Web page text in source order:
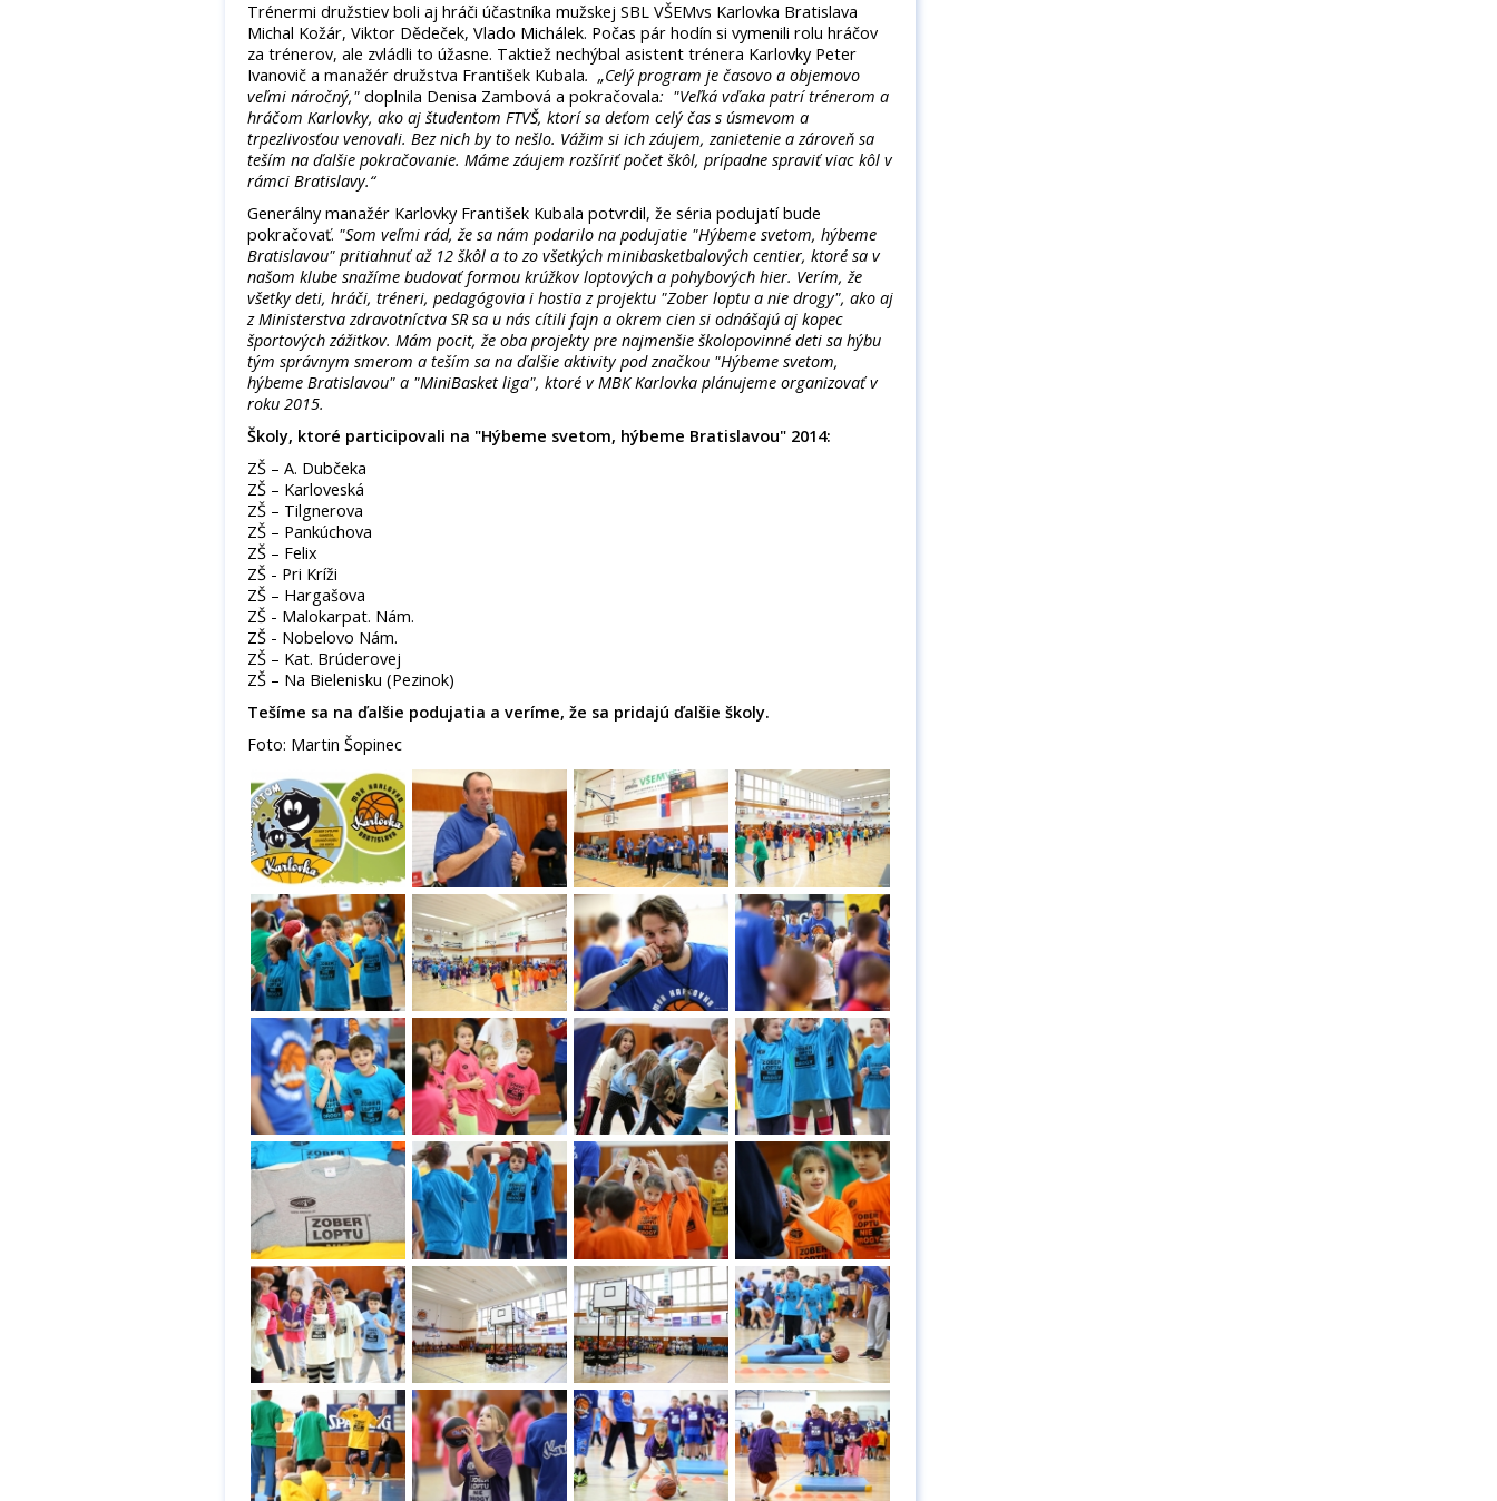
Trénermi družstiev boli aj hráči účastníka mužskej SBL VŠEMvs Karlovka Bratislava
Michal Kožár, Viktor Dědeček, Vlado Michálek. Počas pár hodín si vymenili rolu hráčov
za trénerov, ale zvládli to úžasne. Taktiež nechýbal asistent trénera Karlovky Peter
Ivanovič a manažér družstva František Kubala. „Celý program je časovo a objemovo
veľmi náročný," doplnila Denisa Zambová a pokračovala: "Veľká vďaka patrí trénerom a
hráčom Karlovky, ako aj študentom FTVŠ, ktorí sa deťom celý čas s úsmevom a
trpezlivosťou venovali. Bez nich by to nešlo. Vážim si ich záujem, zanietenie a zároveň sa
teším na ďalšie pokračovanie. Máme záujem rozšíriť počet škôl, prípadne spraviť viac kôl v
rámci Bratislavy.“
Generálny manažér Karlovky František Kubala potvrdil, že séria podujatí bude
pokračovať. "Som veľmi rád, že sa nám podarilo na podujatie "Hýbeme svetom, hýbeme
Bratislavou" pritiahnuť až 12 škôl a to zo všetkých minibasketbalových centier, ktoré sa v
našom klube snažíme budovať formou krúžkov loptových a pohybových hier. Verím, že
všetky deti, hráči, tréneri, pedagógovia i hostia z projektu "Zober loptu a nie drogy", ako aj
z Ministerstva zdravotníctva SR sa u nás cítili fajn a okrem cien si odnášajú aj kopec
športových zážitkov. Mám pocit, že oba projekty pre najmenšie školopovinné deti sa hýbu
tým správnym smerom a teším sa na ďalšie aktivity pod značkou "Hýbeme svetom,
hýbeme Bratislavou" a "MiniBasket liga", ktoré v MBK Karlovka plánujeme organizovať v
roku 2015.
Školy, ktoré participovali na "Hýbeme svetom, hýbeme Bratislavou" 2014:
ZŠ – A. Dubčeka
ZŠ – Karloveská
ZŠ – Tilgnerova
ZŠ – Pankúchova
ZŠ – Felix
ZŠ - Pri Kríži
ZŠ – Hargašova
ZŠ - Malokarpat. Nám.
ZŠ - Nobelovo Nám.
ZŠ – Kat. Brúderovej
ZŠ – Na Bielenisku (Pezinok)
Tešíme sa na ďalšie podujatia a veríme, že sa pridajú ďalšie školy.
Foto: Martin Šopinec